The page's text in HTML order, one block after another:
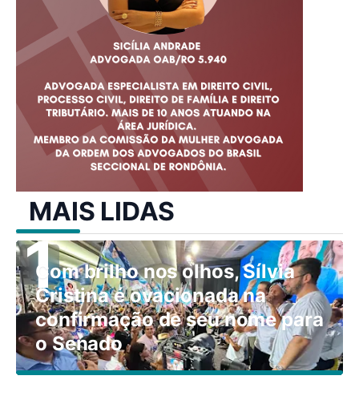
MAIS LIDAS
Com brilho nos olhos, Sílvia
Cristina é ovacionada na
confirmação de seu nome para
o Senado